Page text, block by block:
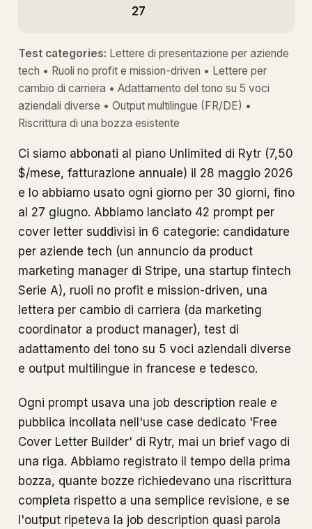
27
Test categories: Lettere di presentazione per aziende
tech • Ruoli no profit e mission-driven • Lettere per
cambio di carriera • Adattamento del tono su 5 voci
aziendali diverse • Output multilingue (FR/DE) •
Riscrittura di una bozza esistente
Ci siamo abbonati al piano Unlimited di Rytr (7,50
$/mese, fatturazione annuale) il 28 maggio 2026
e lo abbiamo usato ogni giorno per 30 giorni, fino
al 27 giugno. Abbiamo lanciato 42 prompt per
cover letter suddivisi in 6 categorie: candidature
per aziende tech (un annuncio da product
marketing manager di Stripe, una startup fintech
Serie A), ruoli no profit e mission-driven, una
lettera per cambio di carriera (da marketing
coordinator a product manager), test di
adattamento del tono su 5 voci aziendali diverse
e output multilingue in francese e tedesco.
Ogni prompt usava una job description reale e
pubblica incollata nell'use case dedicato 'Free
Cover Letter Builder' di Rytr, mai un brief vago di
una riga. Abbiamo registrato il tempo della prima
bozza, quante bozze richiedevano una riscrittura
completa rispetto a una semplice revisione, e se
l'output ripeteva la job description quasi parola